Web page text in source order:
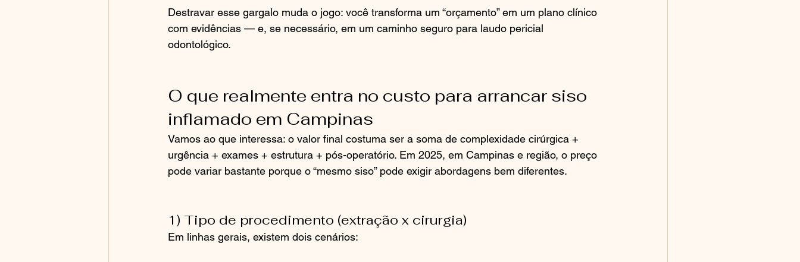
Destravar esse gargalo muda o jogo: você transforma um “orçamento” em um plano clínico
com evidências — e, se necessário, em um caminho seguro para laudo pericial
odontológico.
O que realmente entra no custo para arrancar siso
inflamado em Campinas
Vamos ao que interessa: o valor final costuma ser a soma de complexidade cirúrgica +
urgência + exames + estrutura + pós-operatório. Em 2025, em Campinas e região, o preço
pode variar bastante porque o “mesmo siso” pode exigir abordagens bem diferentes.
1) Tipo de procedimento (extração x cirurgia)
Em linhas gerais, existem dois cenários: